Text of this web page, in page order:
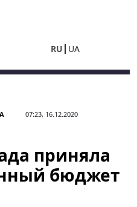
RU UA
07:23, 16.12.2020
приняла
бюджет